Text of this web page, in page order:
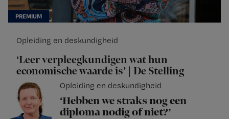
Opleiding en deskundigheid
‘Leer verpleegkundigen wat hun
economische waarde is’ | De Stelling
Opleiding en deskundigheid
‘Hebben we straks nog een
diploma nodig of niet?’